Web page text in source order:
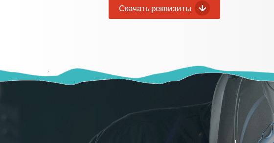
Скачать реквизиты